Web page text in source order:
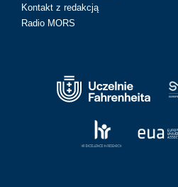
Kontakt z redakcją
Radio MORS